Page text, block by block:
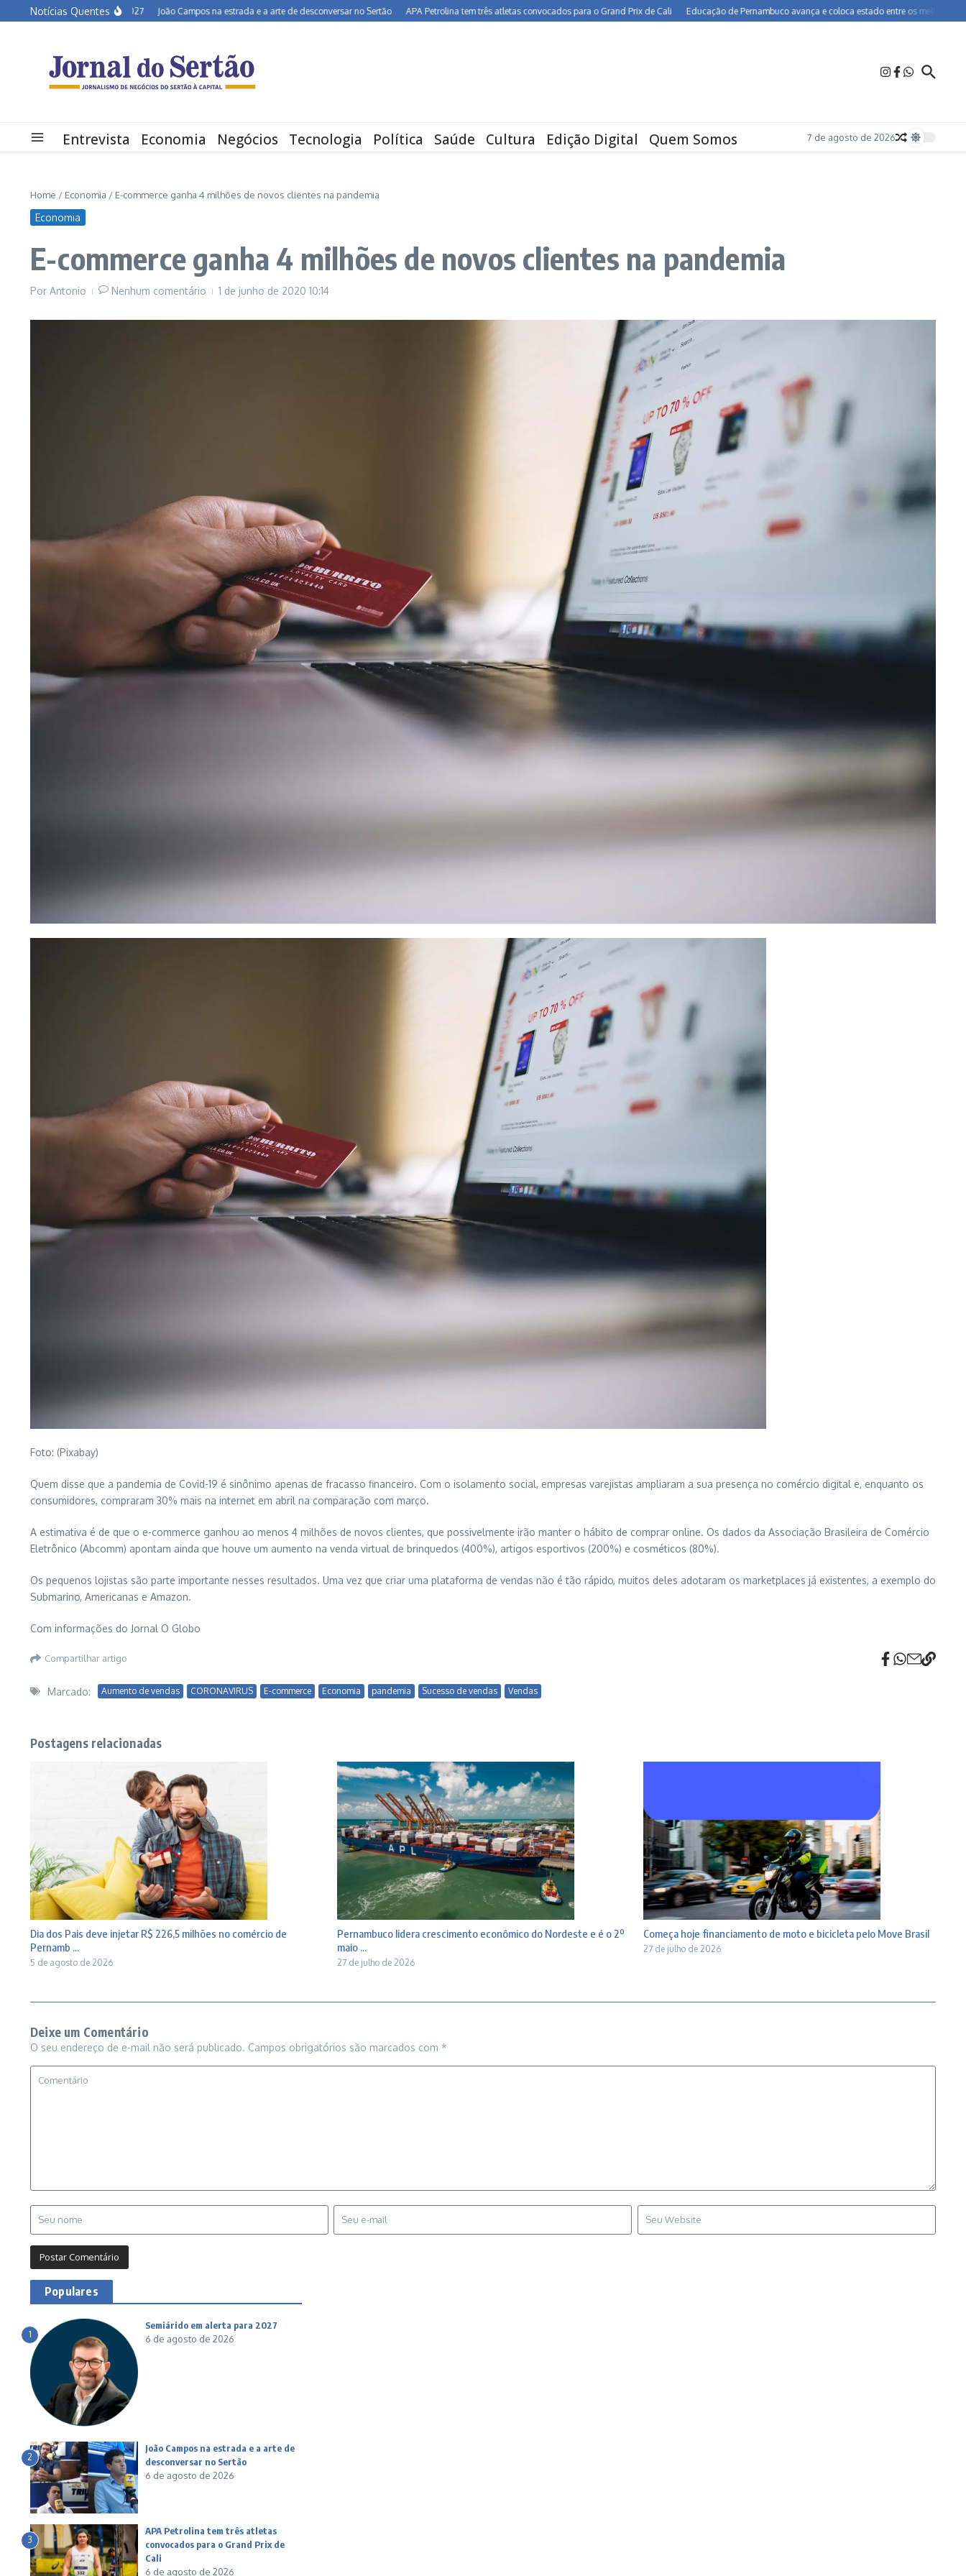
Ir para o conteúdo
Notícias Quentes
em alerta para 2027 João Campos na estrada e a arte de desconversar no Sertão APA Petrolina tem três atletas convocados para o Grand Prix de Cali Educação de Pernambuco avança e coloca estado entre os melhores do Brasil
Entrevista Economia Negócios Tecnologia Política Saúde Cultura Edição Digital Quem Somos 7 de agosto de 2026
Home / Economia / E-commerce ganha 4 milhões de novos clientes na pandemia
Economia
E-commerce ganha 4 milhões de novos clientes na pandemia
Por Antonio Nenhum comentário 1 de junho de 2020 10:14
Foto: (Pixabay)
Quem disse que a pandemia de Covid-19 é sinônimo apenas de fracasso financeiro. Com o isolamento social, empresas varejistas ampliaram a sua presença no comércio digital e, enquanto os
consumidores, compraram 30% mais na internet em abril na comparação com março.
A estimativa é de que o e-commerce ganhou ao menos 4 milhões de novos clientes, que possivelmente irão manter o hábito de comprar online. Os dados da Associação Brasileira de Comércio
Eletrônico (Abcomm) apontam ainda que houve um aumento na venda virtual de brinquedos (400%), artigos esportivos (200%) e cosméticos (80%).
Os pequenos lojistas são parte importante nesses resultados. Uma vez que criar uma plataforma de vendas não é tão rápido, muitos deles adotaram os marketplaces já existentes, a exemplo do
Submarino, Americanas e Amazon.
Com informações do Jornal O Globo
Compartilhar artigo
Marcado: Aumento de vendas CORONAVIRUS E-commerce Economia pandemia Sucesso de vendas Vendas
Postagens relacionadas
Dia dos Pais deve injetar R$ 226,5 milhões no comércio de
Pernamb ...
5 de agosto de 2026
Pernambuco lidera crescimento econômico do Nordeste e é o 2º
maio ...
27 de julho de 2026
Começa hoje financiamento de moto e bicicleta pelo Move Brasil
27 de julho de 2026
Deixe um Comentário
O seu endereço de e-mail não será publicado. Campos obrigatórios são marcados com *
Populares
1
Semiárido em alerta para 2027
6 de agosto de 2026
2
João Campos na estrada e a arte de
desconversar no Sertão
6 de agosto de 2026
3
APA Petrolina tem três atletas
convocados para o Grand Prix de
Cali
6 de agosto de 2026